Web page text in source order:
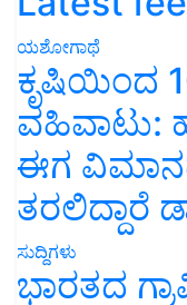
ಯಶೋಗಾಥೆ
ಕೃಷಿಯಿಂದ
ವಹಿವಾಟು:
ಈಗ
ತರಲಿದ್ದಾರೆ
ಸುದ್ದಿಗಳು
ಭಾರತದ